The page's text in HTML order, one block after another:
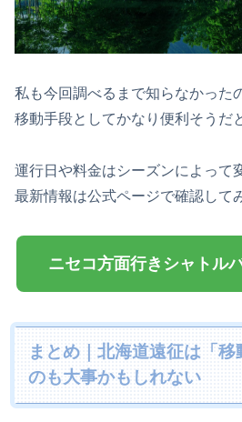
私も今回調べるまで知らなかった
移動手段としてかなり便利そうだ
運行日や料金はシーズンによって
最新情報は公式ページで確認して
ニセコ方面行きシャトル
まとめ｜北海道遠征は「移
のも大事かもしれない